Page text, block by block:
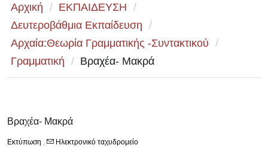
Αρχική / ΕΚΠΑΙΔΕΥΣΗ /
Δευτεροβάθμια Εκπαίδευση /
Αρχαία:Θεωρία Γραμματικής -Συντακτικού /
Γραμματική / Βραχέα- Μακρά
Βραχέα- Μακρά
Εκτύπωση , Ηλεκτρονικό ταχυδρομείο